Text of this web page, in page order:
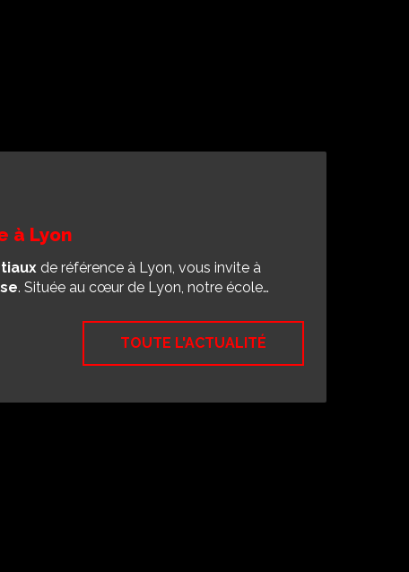
à Lyon
de référence à Lyon, vous invite à
. Située au cœur de Lyon, notre école…
TOUTE L'ACTUALITÉ